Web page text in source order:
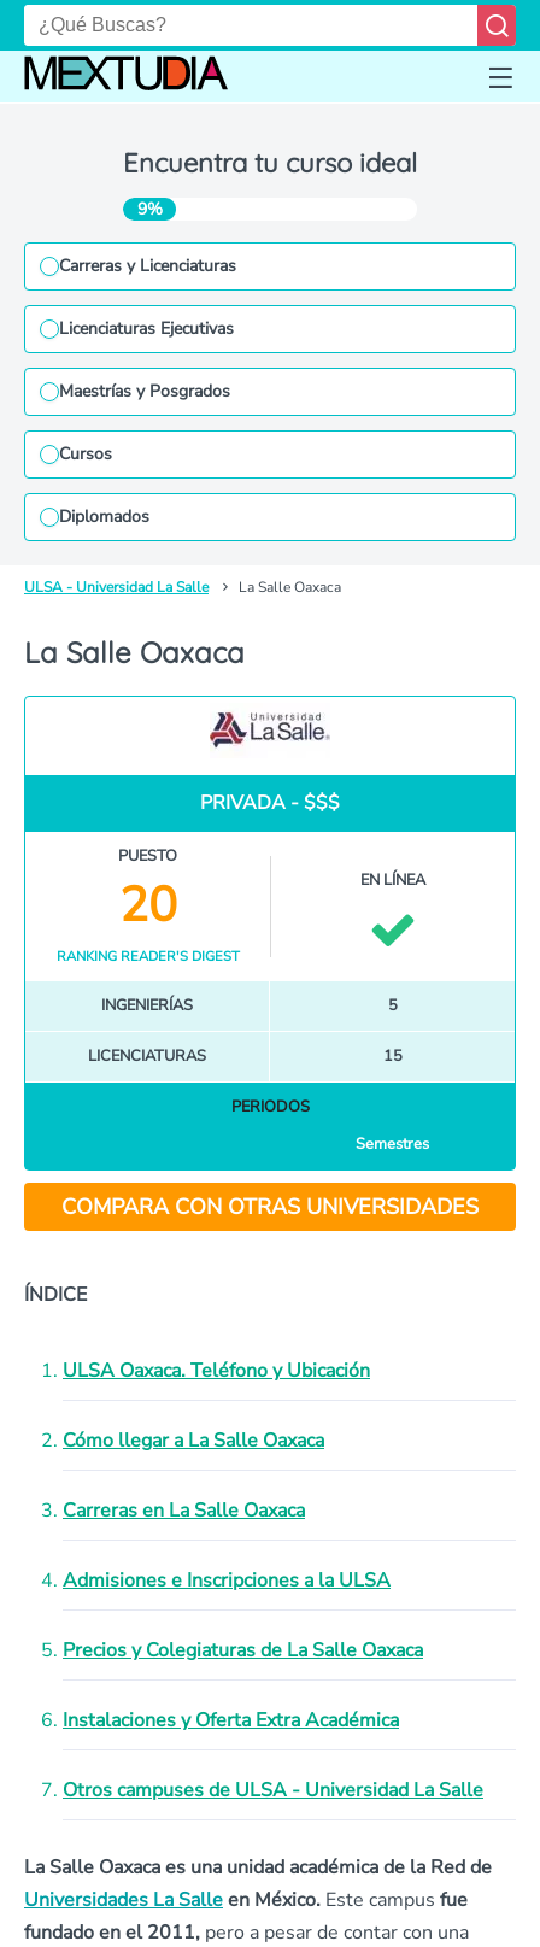
Encuentra tu curso ideal
9%
Carreras y Licenciaturas
Licenciaturas Ejecutivas
Maestrías y Posgrados
Cursos
Diplomados
ULSA - Universidad La Salle La Salle Oaxaca
La Salle Oaxaca
PRIVADA - $$$
PUESTO
20
RANKING READER'S DIGEST
EN LÍNEA
INGENIERÍAS 5
LICENCIATURAS 15
PERIODOS
Semestres
COMPARA CON OTRAS UNIVERSIDADES
ÍNDICE
ULSA Oaxaca. Teléfono y Ubicación
Cómo llegar a La Salle Oaxaca
Carreras en La Salle Oaxaca
Admisiones e Inscripciones a la ULSA
Precios y Colegiaturas de La Salle Oaxaca
Instalaciones y Oferta Extra Académica
Otros campuses de ULSA - Universidad La Salle
La Salle Oaxaca es una unidad académica de la Red de
Universidades La Salleen México. Este campus fue
fundado en el 2011, pero a pesar de contar con una